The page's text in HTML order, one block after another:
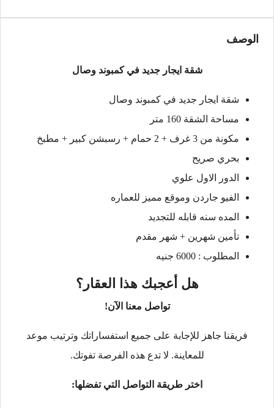
الوصف
شقة ايجار جديد في كمبوند وصال
شقة ايجار جديد في كمبوند وصال
مساحة الشقة 160 متر
مكونة من 3 غرف + 2 حمام + رسبشن كبير + مطبخ
بحري صريح
الدور الاول علوي
الفيو جاردن وموقع مميز للعماره
المده سنه قابله للتجديد
تأمين شهرين + شهر مقدم
المطلوب : 6000 جنيه
هل أعجبك هذا العقار؟
تواصل معنا الآن!
فريقنا جاهز للإجابة على جميع استفساراتك وترتيب موعد
للمعاينة. لا تدع هذه الفرصة تفوتك.
اختر طريقة التواصل التي تفضلها: